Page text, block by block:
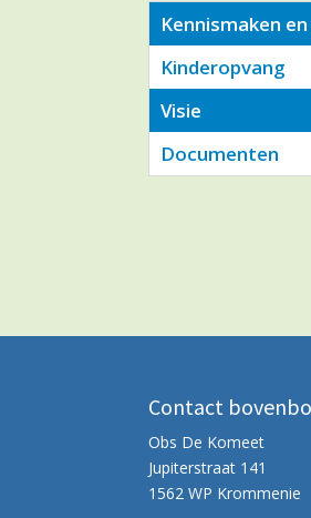
Kennismaken
Kinderopvang
Visie
Documenten
Contact
Obs De Komeet
Jupiterstraat 141
1562 WP Krommenie